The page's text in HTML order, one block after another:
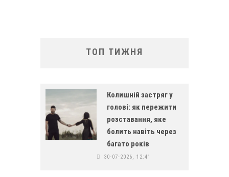
ТОП ТИЖНЯ
Колишній застряг у
голові: як пережити
розставання, яке
болить навіть через
багато років
30-07-2026, 12:41